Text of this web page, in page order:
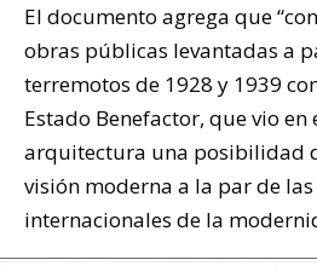
El documento agrega que
obras públicas levantadas a
terremotos de 1928 y 1939
Estado Benefactor, que vio en
arquitectura una posibilidad
visión moderna a la par de
internacionales de la